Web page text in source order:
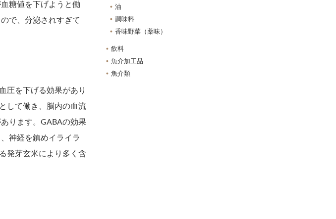
糖値を下げようと働
で、分泌されすぎて
圧を下げる効果があり
して働き、脳内の血流
ります。GABAの効果
神経を鎮めイライラ
発芽玄米により多く含
油
調味料
香味野菜（薬味）
飲料
魚介加工品
魚介類